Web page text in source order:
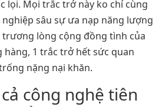
lọi. Mọi trắc trở này ko chỉ cùng
sâu sự ưa nạp năng lượng
lòng cộng đồng tình của
hàng, 1 trắc trở hết sức quan
nặng nại khăn.
công nghệ tiên